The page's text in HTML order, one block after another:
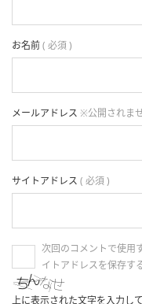
お名前( 必須 )
メールアドレス ※公開されま
サイトアドレス ( 必須 )
次回のコメントで使用
イトアドレスを保存す
上に表示された文字を入力して